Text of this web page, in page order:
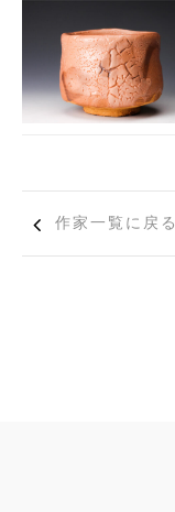
作家一覧に戻る